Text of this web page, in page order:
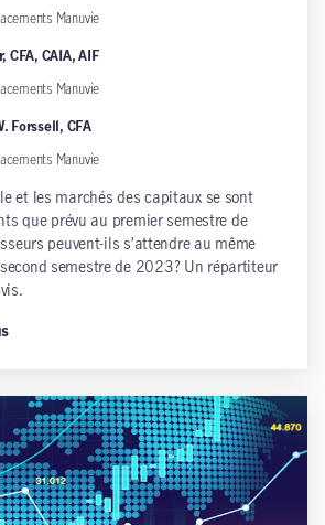
Manuvie
CFA, CAIA, AIF
Manuvie
Forssell, CFA
Manuvie
et les marchés des capitaux se sont
que prévu au premier semestre de
peuvent-ils s’attendre au même
semestre de 2023? Un répartiteur